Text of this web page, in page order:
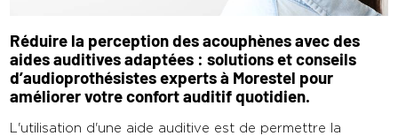
Réduire la perception des acouphènes avec des
aides auditives adaptées : solutions et conseils
d’audioprothésistes experts à Morestel pour
améliorer votre confort auditif quotidien.
L'utilisation d'une aide auditive est de permettre la